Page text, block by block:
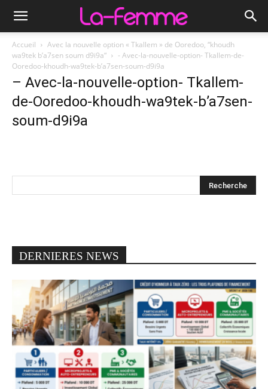
Accueil
Avec la nouvelle option « Tkallem » de Ooredoo, “khoudh
wa9tek b’a7sen soum d9i9a“
- Avec-la-nouvelle-option- Tkallem-de-
Ooredoo-khoudh-wa9tek-b’a7sen-soum-d9i9a
– Avec-la-nouvelle-option- Tkallem-
de-Ooredoo-khoudh-wa9tek-b’a7sen-
soum-d9i9a
DERNIERES NEWS